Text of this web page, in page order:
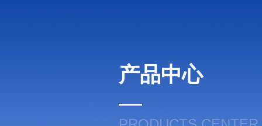
产品中心